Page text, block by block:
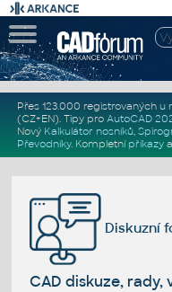
Přes 123.000 registrovaných u
(CZ+EN). Tipy pro AutoCAD
Nový Kalkulátor nosníků,
Převodníky. Kompletní příkazya
Diskuzní
CAD diskuze, rady,